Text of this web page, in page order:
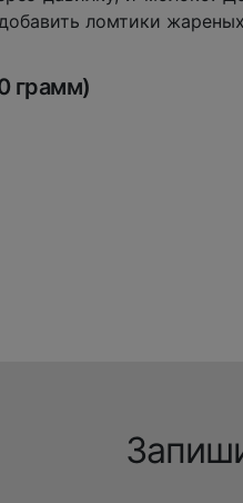
ломтики
грамм)